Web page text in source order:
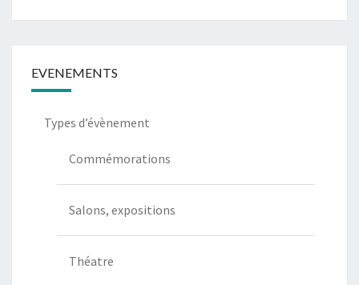
EVENEMENTS
Types d’évènement
Commémorations
Salons, expositions
Théatre